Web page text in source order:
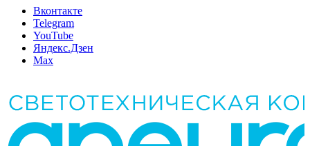
Вконтакте
Telegram
YouTube
Яндекс.Дзен
Max